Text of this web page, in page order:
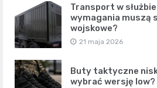
Transport w
wymagania muszą
wojskowe?
21 maja 2026
Buty taktyczne
wybrać wersję low?